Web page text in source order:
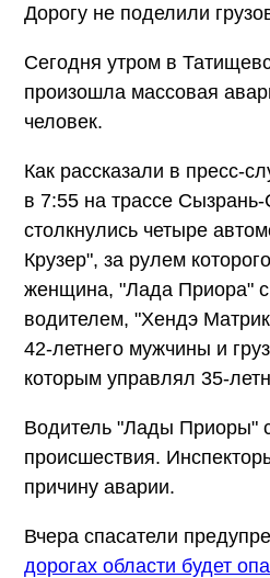
Дорогу не поделили
Сегодня утром в
произошла массовая
человек.
Как рассказали в пресс-
в 7:55 на трассе
столкнулись четыре
Крузер", за рулем
женщина, "Лада Приора"
водителем, "Хендэ
42-летнего мужчины и
которым управлял 35-
Водитель "Лады Приоры"
происшествия.
причину аварии.
Вчера спасатели
дорогах области будет